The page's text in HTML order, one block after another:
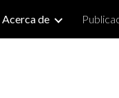
Skip to
Acerca de